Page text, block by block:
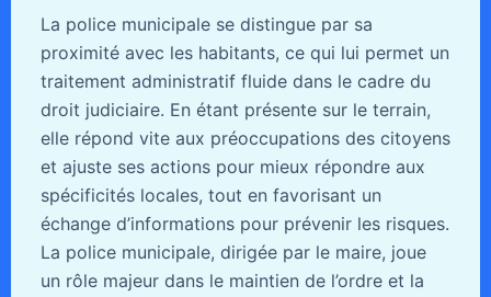
La police municipale se distingue par sa
proximité avec les habitants, ce qui lui permet un
traitement administratif fluide dans le cadre du
droit judiciaire. En étant présente sur le terrain,
elle répond vite aux préoccupations des citoyens
et ajuste ses actions pour mieux répondre aux
spécificités locales, tout en favorisant un
échange d’informations pour prévenir les risques.
La police municipale, dirigée par le maire, joue
un rôle majeur dans le maintien de l’ordre et la